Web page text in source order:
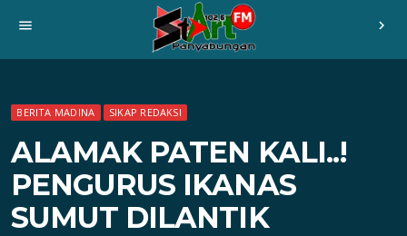
menu chevron_right
BERITA MADINA SIKAP REDAKSI
ALAMAK PATEN KALI..!
PENGURUS IKANAS
SUMUT DILANTIK